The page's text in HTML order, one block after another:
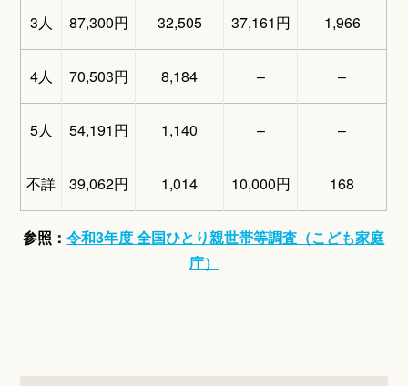
参照：令和3年度 全国ひとり親世帯等調査（こども家庭
庁）
3人 87,300円 32,505 37,161円 1,966
4人 70,503円 8,184 – –
5人 54,191円 1,140 – –
不詳 39,062円 1,014 10,000円 168